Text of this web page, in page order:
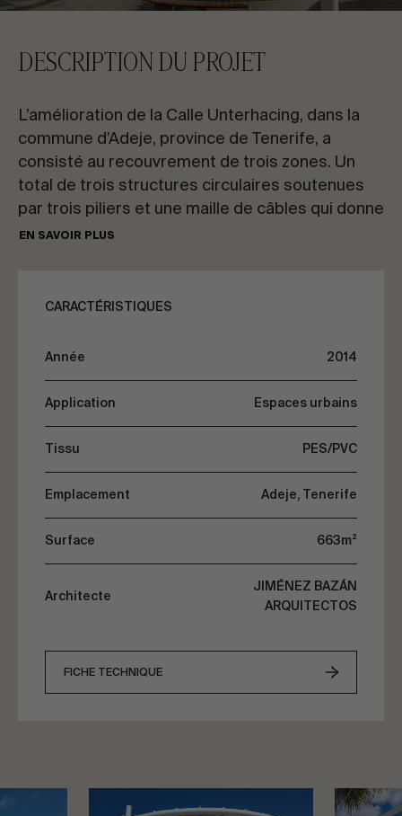
CONTACTEZ-NOUS
Conseil & Consulting
DESCRIPTION DU PROJET
L’amélioration de la Calle Unterhacing, dans la
commune d’Adeje, province de Tenerife, a
consisté au recouvrement de trois zones. Un
total de trois structures circulaires soutenues
par trois piliers et une maille de câbles qui donne
de l’ombre à cette rue piétonne.
avec une maille de câbles en acier inoxydable et
singularité qui caractérise la rénovation de cette
l’espace côtier de la commune d’Adeje.
EN SAVOIR PLUS
CARACTÉRISTIQUES
Année 2014
Application Espaces urbains
Tissu PES/PVC
Emplacement Adeje, Tenerife
Surface 663m²
Architecte
JIMÉNEZ BAZÁN
ARQUITECTOS
FICHE TECHNIQUE